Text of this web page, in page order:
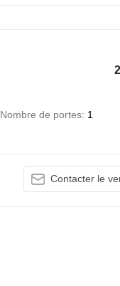
Nombre de portes 1
Contacter le